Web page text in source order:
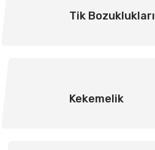
Tik Bozuklukları
Kekemelik